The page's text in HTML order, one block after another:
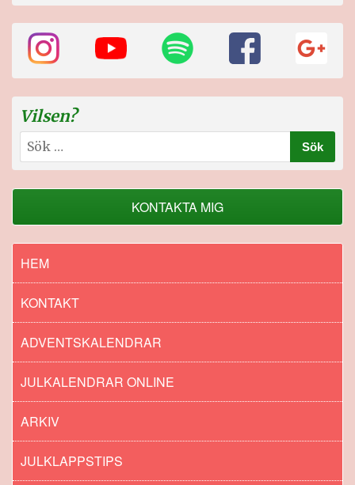
Vilsen?
Sök
efter:
KONTAKTA MIG
HEM
KONTAKT
ADVENTSKALENDRAR
JULKALENDRAR ONLINE
ARKIV
JULKLAPPSTIPS